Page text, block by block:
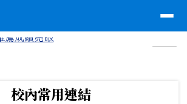
校內常用連結